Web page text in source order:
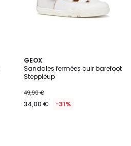
GEOX
Sandales fermées cuir barefoot
Steppieup
49,90 €
34,00 € -31%